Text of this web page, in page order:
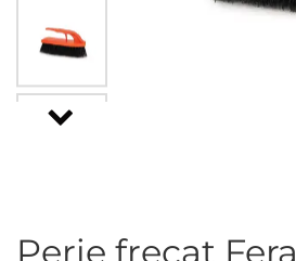
Perie frecat Fera